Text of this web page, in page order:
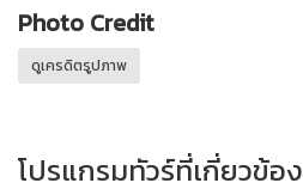
Photo Credit
ดูเครดิตรูปภาพ
โปรแกรมทัวร์ที่เกี่ยวข้อง